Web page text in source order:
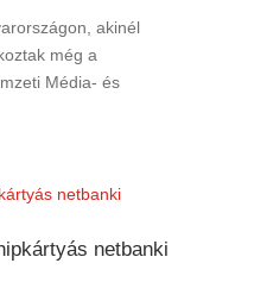
akinél
még a
Média- és
netbanki